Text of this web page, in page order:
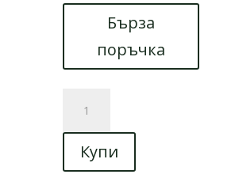
Бърза
поръчка
Електрическа
триколка
Max
Купи